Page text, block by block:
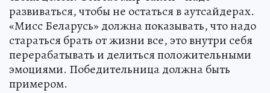
развиваться, чтобы не остаться в аутсайдерах.
«Мисс Беларусь» должна показывать, что надо
стараться брать от жизни все, это внутри себя
перерабатывать и делиться положительными
эмоциями. Победительница должна быть
примером.